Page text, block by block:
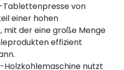
Tablettenpresse von
einer hohen
mit der eine große Menge
effizient
Holzkohlemaschine nutzt